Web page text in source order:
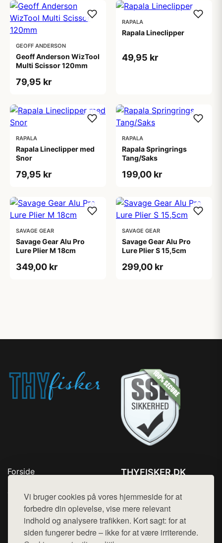
Vi bruger cookies på vores hjemmeside for at
forbedre din oplevelse, vise mere relevant
indhold og analysere trafikken. Kort sagt: for at
siden fungerer bedre – ikke for at være irriterende.
GEOFF ANDERSON
Geoff Anderson WizTool
Multi Scissor 120mm
79,95 kr
RAPALA
Rapala Lineclipper
49,95 kr
RAPALA
Rapala Lineclipper med
Snor
79,95 kr
RAPALA
Rapala Springrings
Tang/Saks
199,00 kr
SAVAGE GEAR
Savage Gear Alu Pro
Lure Plier M 18cm
349,00 kr
SAVAGE GEAR
Savage Gear Alu Pro
Lure Plier S 15,5cm
299,00 kr
Forside
Top Rabatter
Kontakt
THYFISKER.DK
Mail: hej@want.dk
Cookie- og privatlivspolitik